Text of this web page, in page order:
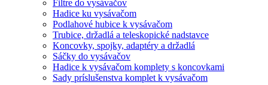
Filtre do vysávačov
Hadice ku vysávačom
Podlahové hubice k vysávačom
Trubice, držadlá a teleskopické nadstavce
Koncovky, spojky, adaptéry a držadlá
Sáčky do vysávačov
Hadice k vysávačom komplety s koncovkami
Sady príslušenstva komplet k vysávačom